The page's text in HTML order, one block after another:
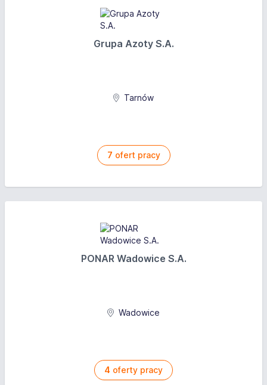
Grupa Azoty S.A.
Tarnów
7 ofert pracy
PONAR Wadowice S.A.
Wadowice
4 oferty pracy